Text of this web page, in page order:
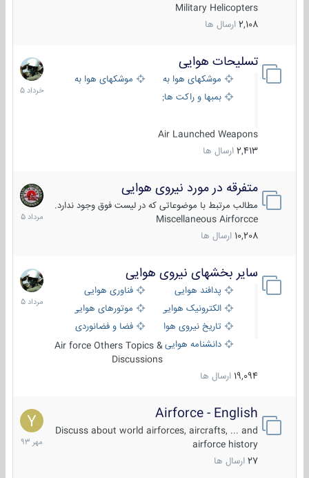
Military Helicopters
2,108 ارسال ها
تسلیحات هوایی
موشکهای هوا به هوا
موشکهای هوا به سطح
بمبها و راکت های هوایی
Air Launched Weapons
2,413 ارسال ها
30
خرداد
1405
متفرقه در مورد نیروی هوایی
مطالب مرتبط با موضوعاتی که در لیست فوق وجود ندارد.
Miscellaneous Airforcce
10,208 ارسال ها
7
مرداد
1405
سایر بخشهای نیروی هوایی
پدافند هوایی
فناوری هوایی
الکترونیک هوایی
موتورهای هوایی
تاریخ نیروی هوایی
فضا و فضانوردی
دانشنامه هواییAir force Others Topics &
Discussions
19,094 ارسال ها
2
مرداد
1405
Airforce - English
Discuss about world airforces, aircrafts, ... and
airforce history
27 ارسال ها
15
مهر
1393